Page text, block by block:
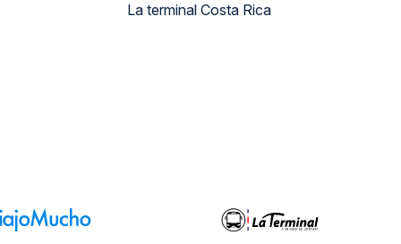
La terminal Costa Rica